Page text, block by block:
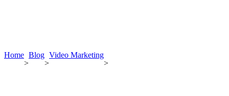
Home
>
Blog
>
Video Marketing
>